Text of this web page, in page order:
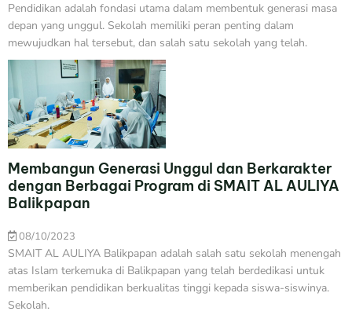
Pendidikan adalah fondasi utama dalam membentuk generasi masa
depan yang unggul. Sekolah memiliki peran penting dalam
mewujudkan hal tersebut, dan salah satu sekolah yang telah.
Membangun Generasi Unggul dan Berkarakter
dengan Berbagai Program di SMAIT AL AULIYA
Balikpapan
08/10/2023
SMAIT AL AULIYA Balikpapan adalah salah satu sekolah menengah
atas Islam terkemuka di Balikpapan yang telah berdedikasi untuk
memberikan pendidikan berkualitas tinggi kepada siswa-siswinya.
Sekolah.